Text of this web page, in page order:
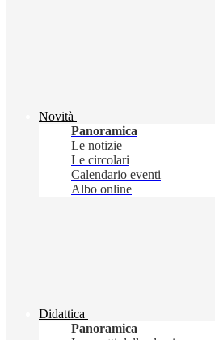
Novità
Panoramica
Le notizie
Le circolari
Calendario eventi
Albo online
Didattica
Panoramica